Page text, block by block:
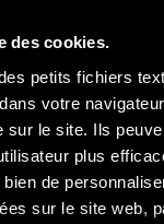
des cookies.
petits fichiers
votre
sur le site. Ils
plus
de
sur le site web,